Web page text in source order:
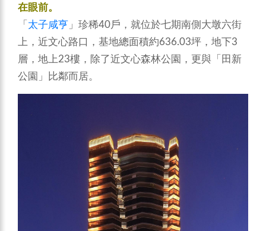
在眼前。
「 太子咸亨 」珍稀40戶，就位於七期南側大墩六街
上，近文心路口，基地總面積約636.03坪，地下3
層，地上23樓，除了近文心森林公園，更與「田新
公園」比鄰而居。